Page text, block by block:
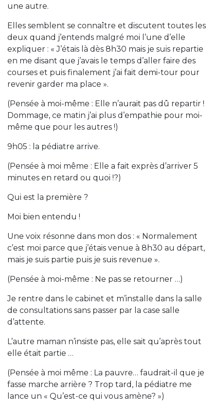
une autre.
Elles semblent se connaître et discutent toutes les
deux quand j’entends malgré moi l’une d’elle
expliquer : « J’étais là dès 8h30 mais je suis repartie
en me disant que j’avais le temps d’aller faire des
courses et puis finalement j’ai fait demi-tour pour
revenir garder ma place ».
(Pensée à moi-même : Elle n’aurait pas dû repartir !
Dommage, ce matin j’ai plus d’empathie pour moi-
même que pour les autres !)
9h05 : la pédiatre arrive.
(Pensée à moi même : Elle a fait exprès d’arriver 5
minutes en retard ou quoi !?)
Qui est la première ?
Moi bien entendu !
Une voix résonne dans mon dos : « Normalement
c’est moi parce que j’étais venue à 8h30 au départ,
mais je suis partie puis je suis revenue ».
(Pensée à moi-même : Ne pas se retourner …)
Je rentre dans le cabinet et m’installe dans la salle
de consultations sans passer par la case salle
d’attente.
L’autre maman n’insiste pas, elle sait qu’après tout
elle était partie …
(Pensée à moi même : La pauvre… faudrait-il que je
fasse marche arrière ? Trop tard, la pédiatre me
lance un « Qu’est-ce qui vous amène? »)